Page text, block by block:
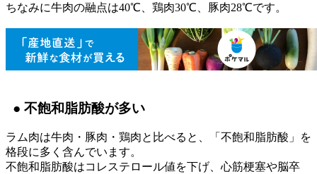
ちなみに牛肉の融点は40℃、鶏肉30℃、豚肉28℃です。
● 不飽和脂肪酸が多い
ラム肉は牛肉・豚肉・鶏肉と比べると、「不飽和脂肪酸」を
格段に多く含んでいます。
不飽和脂肪酸はコレステロール値を下げ、心筋梗塞や脳卒